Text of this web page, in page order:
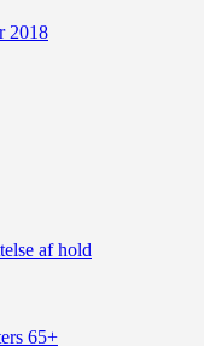
2018
af hold
65+